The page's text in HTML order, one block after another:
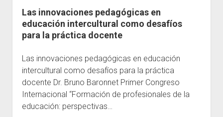
Las innovaciones pedagógicas en
educación intercultural como desafíos
para la práctica docente
Las innovaciones pedagógicas en educación
intercultural como desafíos para la práctica
docente Dr. Bruno Baronnet Primer Congreso
Internacional “Formación de profesionales de la
educación: perspectivas…